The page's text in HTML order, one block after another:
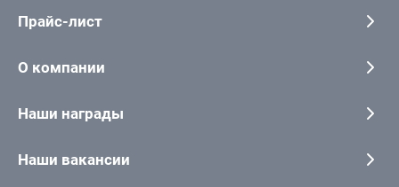
Прайс-лист
О компании
Наши награды
Наши вакансии